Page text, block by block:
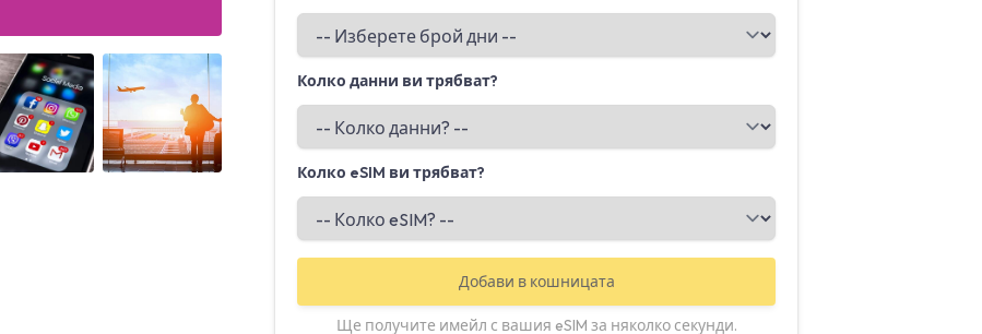
Angled view Angled view
Колко данни ви трябват?
Колко eSIM ви трябват?
Добави в кошницата
Ще получите имейл с вашия eSIM за няколко секунди.